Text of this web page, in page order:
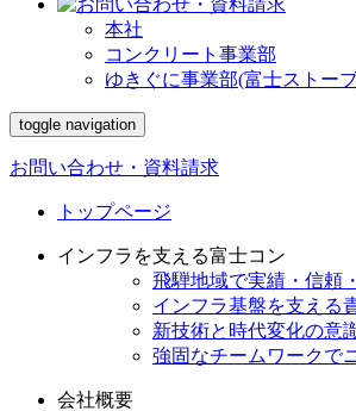
本社
コンクリート事業部
ゆきぐに事業部(富士ストー
toggle navigation
お問い合わせ・資料請求
トップページ
インフラを支える富士コン
飛騨地域で実績・信頼
インフラ基盤を支える
新技術と時代変化の意
強固なチームワークで
会社概要